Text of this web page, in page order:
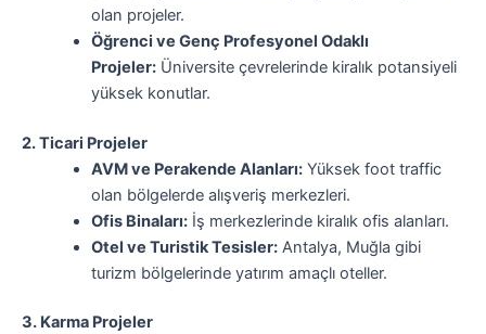
olan projeler.
Öğrenci ve Genç Profesyonel Odaklı
Projeler:Üniversite çevrelerinde kiralık potansiyeli
yüksek konutlar.
2. Ticari Projeler
AVM ve Perakende Alanları:Yüksek foot traffic
olan bölgelerde alışveriş merkezleri.
Ofis Binaları:İş merkezlerinde kiralık ofis alanları.
Otel ve Turistik Tesisler:Antalya, Muğla gibi
turizm bölgelerinde yatırım amaçlı oteller.
3. Karma Projeler